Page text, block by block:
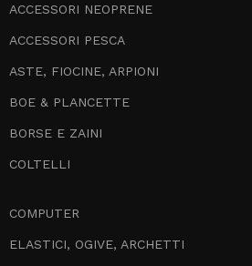
ACCESSORI NEOPRENE
ACCESSORI PESCA
ASTE, FIOCINE, ARPIONI
BOE & PLANCETTE
BORSE E ZAINI
COLTELLI
COMPUTER
ELASTICI, OGIVE, ARCHETTI